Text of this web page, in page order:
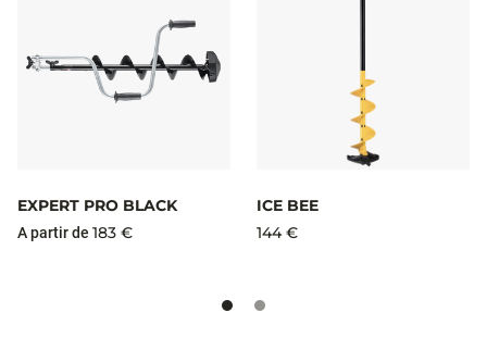
EXPERT PRO BLACK
A partir de 183 €
ICE BEE
144 €